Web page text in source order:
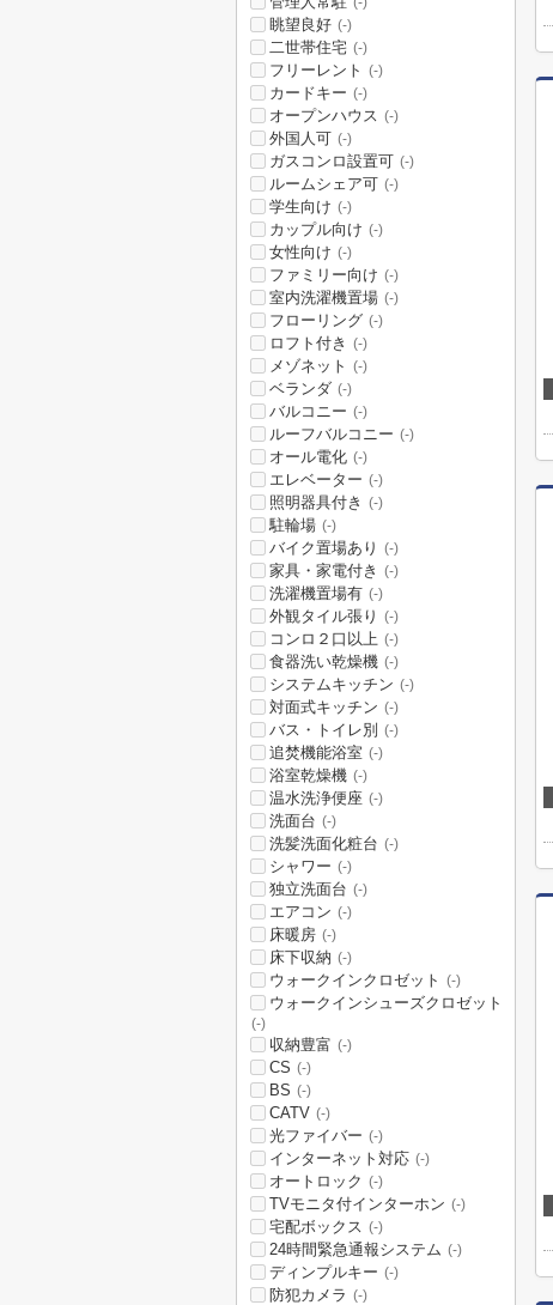
眺望良好 (-)
二世帯住宅 (-)
フリーレント (-)
カードキー (-)
オープンハウス (-)
外国人可 (-)
ガスコンロ設置可 (-)
ルームシェア可 (-)
学生向け (-)
カップル向け (-)
女性向け (-)
ファミリー向け (-)
室内洗濯機置場 (-)
フローリング (-)
ロフト付き (-)
メゾネット (-)
ベランダ (-)
バルコニー (-)
ルーフバルコニー (-)
オール電化 (-)
エレベーター (-)
照明器具付き (-)
駐輪場 (-)
バイク置場あり (-)
家具・家電付き (-)
洗濯機置場有 (-)
外観タイル張り (-)
コンロ２口以上 (-)
食器洗い乾燥機 (-)
システムキッチン (-)
対面式キッチン (-)
バス・トイレ別 (-)
追焚機能浴室 (-)
浴室乾燥機 (-)
温水洗浄便座 (-)
洗面台 (-)
洗髪洗面化粧台 (-)
シャワー (-)
独立洗面台 (-)
エアコン (-)
床暖房 (-)
床下収納 (-)
ウォークインクロゼット (-)
ウォークインシューズクロゼット
(-)
収納豊富 (-)
CS (-)
BS (-)
CATV (-)
光ファイバー (-)
インターネット対応 (-)
オートロック (-)
TVモニタ付インターホン (-)
宅配ボックス (-)
24時間緊急通報システム (-)
ディンプルキー (-)
防犯カメラ (-)